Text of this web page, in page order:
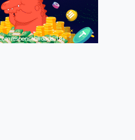
responsabilidade. 18+